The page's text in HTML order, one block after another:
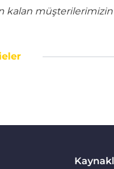
kalan müşterilerimizin